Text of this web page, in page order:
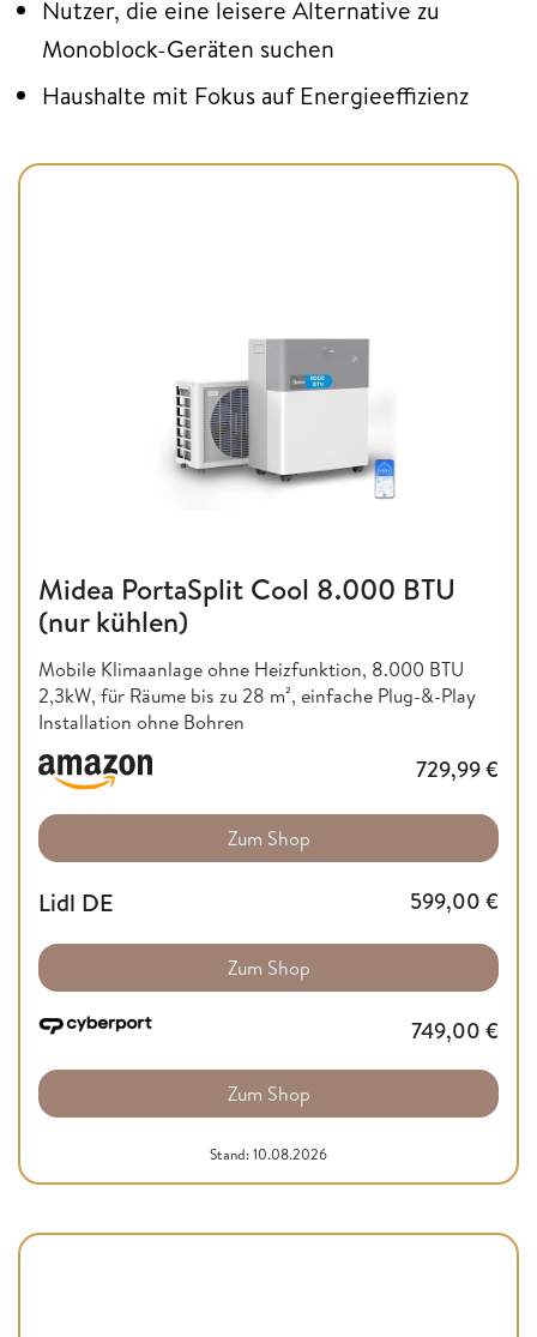
Nutzer, die eine leisere Alternative zu
Monoblock-Geräten suchen
Haushalte mit Fokus auf Energieeffizienz
Midea PortaSplit Cool 8.000 BTU
(nur kühlen)
Mobile Klimaanlage ohne Heizfunktion, 8.000 BTU
2,3kW, für Räume bis zu 28 m², einfache Plug-&-Play
Installation ohne Bohren
729,99€
Zum Shop
Lidl DE 599,00 €
Zum Shop
749,00 €
Zum Shop
Stand: 10.08.2026